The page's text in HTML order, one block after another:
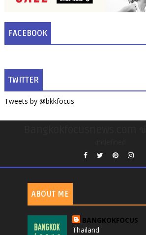
FACEBOOK
TWITTER
Tweets by @bkkfocus
ABOUT ME
BANGKOKFOCUS
Thailand